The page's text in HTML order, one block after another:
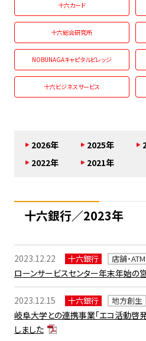
十六カード
十六総合研究所
NOBUNAGAキャピタルビレッジ
十六ビジネスサービス
2026年 2025年
2022年
2021年
十六銀行／2023年
2023.12.22 十六銀行 店舗・ATM
ローンサービスセンター年末年始の
2023.12.15 十六銀行 地方創生
岐阜大学との連携事業「エコ活動啓
しました